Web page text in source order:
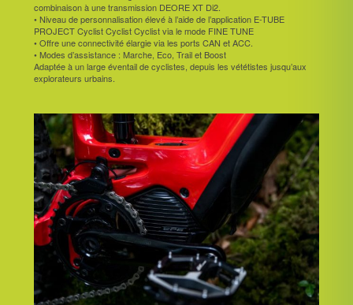
combinaison à une transmission DEORE XT Di2.
• Niveau de personnalisation élevé à l’aide de l’application E-TUBE
PROJECT Cyclist Cyclist Cyclist via le mode FINE TUNE
• Offre une connectivité élargie via les ports CAN et ACC.
• Modes d’assistance : Marche, Eco, Trail et Boost
Adaptée à un large éventail de cyclistes, depuis les vététistes jusqu’aux
explorateurs urbains.